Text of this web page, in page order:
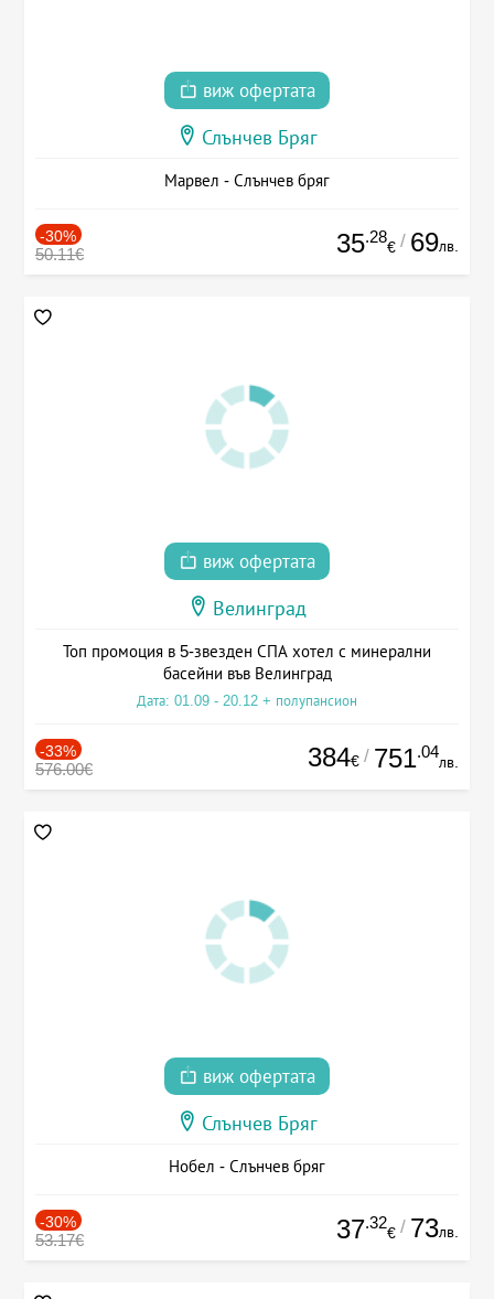
виж офертата
Слънчев Бряг
Марвел - Слънчев бряг
-30%
50.11€ 35.28
€ / 69лв.
виж офертата
Велинград
Топ промоция в 5-звезден СПА хотел с минерални
басейни във Велинград
Дата: 01.09 - 20.12 + полупансион
-33%
576.00€ 384€ / 751.04
лв.
виж офертата
Слънчев Бряг
Нобел - Слънчев бряг
-30%
53.17€ 37.32
€ / 73лв.